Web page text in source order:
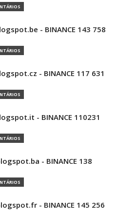
- BINANCE 143 758
- BINANCE 117 631
- BINANCE 110231
- BINANCE 138
- BINANCE 145 256